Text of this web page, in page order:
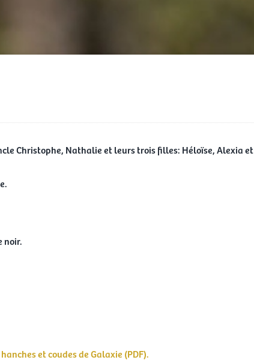
Christophe, Nathalie et leurs trois filles: Héloïse, Alexia et
noir.
et coudes de Galaxie (PDF).